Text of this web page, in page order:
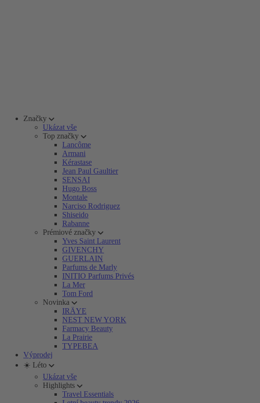
Značky
Ukázat vše
Top značky
Lancôme
Armani
Kérastase
Jean Paul Gaultier
SENSAI
Hugo Boss
Montale
Narciso Rodriguez
Shiseido
Rabanne
Prémiové značky
Yves Saint Laurent
GIVENCHY
GUERLAIN
Parfums de Marly
INITIO Parfums Privés
La Mer
Tom Ford
Novinka
IRÄYE
NEST NEW YORK
Farmacy Beauty
La Prairie
TYPEBEA
Výprodej
☀️ Léto
Ukázat vše
Highlights
Travel Essentials